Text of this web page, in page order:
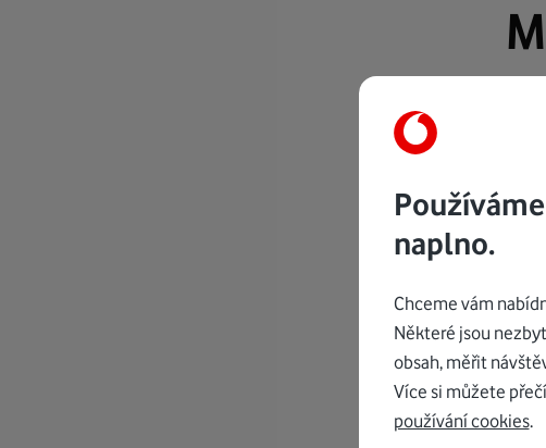
naplno.
Chceme vám
Některé jsou
obsah, měřit
Více si můžete
používání cookies.